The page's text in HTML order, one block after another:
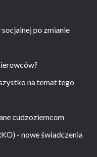
po zmianie
na temat tego
cudzoziemcom
- nowe świadczenia